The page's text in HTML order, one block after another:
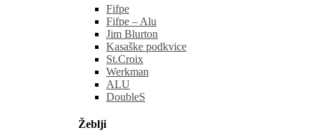
Fifpe
Fifpe – Alu
Jim Blurton
Kasaške podkvice
St.Croix
Werkman
ALU
DoubleS
Žeblji